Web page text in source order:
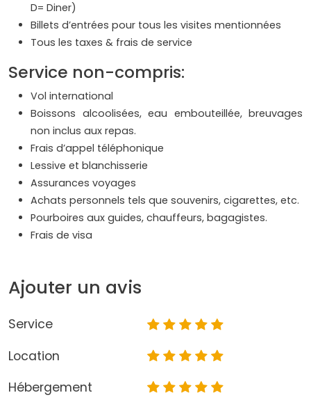
D= Diner)
Billets d’entrées pour tous les visites mentionnées
Tous les taxes & frais de service
Service non-compris:
Vol international
Boissons alcoolisées, eau embouteillée, breuvages
non inclus aux repas.
Frais d’appel téléphonique
Lessive et blanchisserie
Assurances voyages
Achats personnels tels que souvenirs, cigarettes, etc.
Pourboires aux guides, chauffeurs, bagagistes.
Frais de visa
Ajouter un avis
Service
Location
Hébergement